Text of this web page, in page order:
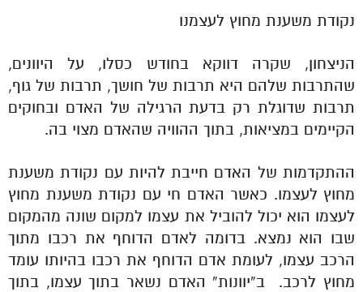
נקודת משענת מחוץ לעצמנו
הניצחון, שקרה דווקא בחודש כסלו, על היוונים,
שהתרבות שלהם היא תרבות של חושך, תרבות של גוף,
תרבות שדוגלת רק בדעת הרגילה של האדם ובחוקים
הקיימים במציאות, בתוך ההוויה שהאדם מצוי בה.
ההתקדמות של האדם חייבת להיות עם נקודת משענת
מחוץ לעצמו. כאשר האדם חי עם נקודת משענת מחוץ
לעצמו הוא יכול להוביל את עצמו למקום שונה מהמקום
שבו הוא נמצא. בדומה לאדם הדוחף את רכבו מתוך
הרכב עצמו, לעומת אדם הדוחף את רכבו בהיותו עומד
מחוץ לרכב. ב”יוונות” האדם נשאר בתוך עצמו, בתוך